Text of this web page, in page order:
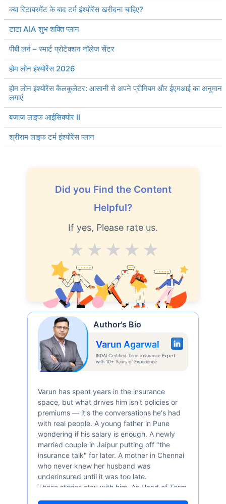
क्या रिटायरमेंट के बाद टर्म इंश्योरेंस खरीदना चाहिए?
टाटा AIA शुभ शक्ति प्लान
पीबी लर्न – स्मार्ट प्रोटेक्शन नॉलेज सेंटर
होम लोन इंश्योरेंस 2026
होम लोन इंश्योरेंस कैलकुलेटर: आसानी से अपने प्रीमियम और ईएमआई का अनुमान
लगाएं
बजाज लाइफ आईसिक्योर II
श्रीराम लाइफ टर्म इंश्योरेंस प्लान
Did you Find the Content
Helpful?
If yes, Please rate us.
Excellent
V.Good
Good
Average
Author's Bio
Varun Agarwal
IRDAI Certified Term Insurance Expert
with 10+ Years of Experience
Varun has spent years in the insurance
space, but what drives him isn't policies or
premiums — it's the conversations he's had
with real people. A young father in Pune
wondering if his salary is enough. A newly
married couple in Jaipur putting off "the
insurance talk" for later. A mother in Chennai
who never knew her husband was
underinsured until it was too late.
These stories stay with him. As Head of Term